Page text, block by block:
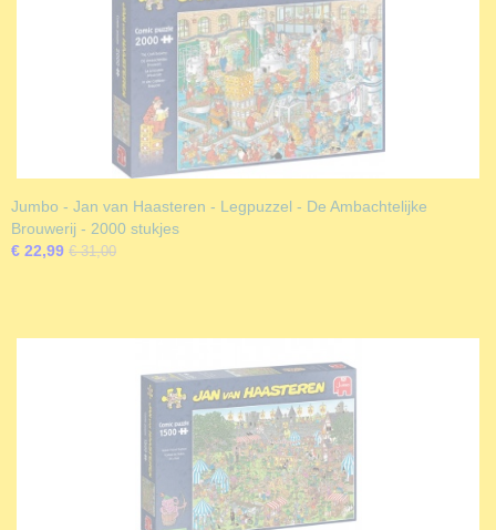
Jumbo - Jan van Haasteren - Legpuzzel - De Ambachtelijke
Brouwerij - 2000 stukjes
€ 22,99 € 31,00